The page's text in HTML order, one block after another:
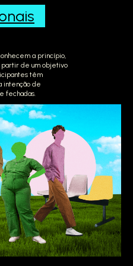
a princípio,
partir de um objetivo
têm
intenção de
fechadas.